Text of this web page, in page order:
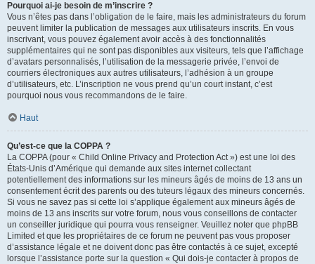
Pourquoi ai-je besoin de m’inscrire ?
Vous n’êtes pas dans l’obligation de le faire, mais les administrateurs du forum
peuvent limiter la publication de messages aux utilisateurs inscrits. En vous
inscrivant, vous pouvez également avoir accès à des fonctionnalités
supplémentaires qui ne sont pas disponibles aux visiteurs, tels que l’affichage
d’avatars personnalisés, l’utilisation de la messagerie privée, l’envoi de
courriers électroniques aux autres utilisateurs, l’adhésion à un groupe
d’utilisateurs, etc. L’inscription ne vous prend qu’un court instant, c’est
pourquoi nous vous recommandons de le faire.
Haut
Qu’est-ce que la COPPA ?
La COPPA (pour « Child Online Privacy and Protection Act ») est une loi des
États-Unis d’Amérique qui demande aux sites internet collectant
potentiellement des informations sur les mineurs âgés de moins de 13 ans un
consentement écrit des parents ou des tuteurs légaux des mineurs concernés.
Si vous ne savez pas si cette loi s’applique également aux mineurs âgés de
moins de 13 ans inscrits sur votre forum, nous vous conseillons de contacter
un conseiller juridique qui pourra vous renseigner. Veuillez noter que phpBB
Limited et que les propriétaires de ce forum ne peuvent pas vous proposer
d’assistance légale et ne doivent donc pas être contactés à ce sujet, excepté
lorsque l’assistance porte sur la question « Qui dois-je contacter à propos de